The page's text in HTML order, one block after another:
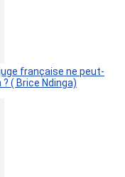
française ne peut-
( Brice Ndinga)